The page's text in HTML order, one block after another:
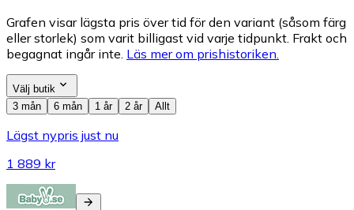
Grafen visar lägsta pris över tid för den variant (såsom färg
eller storlek) som varit billigast vid varje tidpunkt. Frakt och
begagnat ingår inte. Läs mer om prishistoriken.
Välj butik
3 mån
6 mån 1 år 2 år Allt
Lägst nypris just nu
1 889 kr